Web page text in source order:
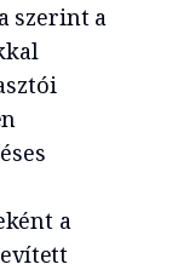
szerint a
a